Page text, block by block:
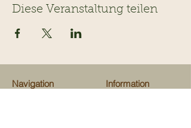
Diese Veranstaltung teilen
Navigation Information